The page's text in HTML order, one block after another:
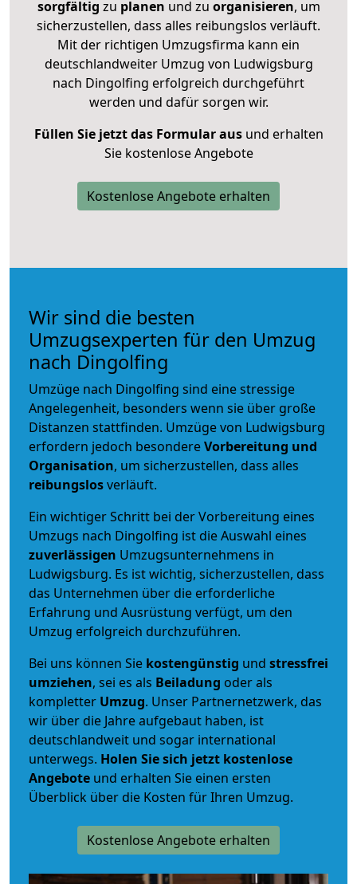
sorgfältig zu planen und zu organisieren, um
sicherzustellen, dass alles reibungslos verläuft.
Mit der richtigen Umzugsfirma kann ein
deutschlandweiter Umzug von Ludwigsburg
nach Dingolfing erfolgreich durchgeführt
werden und dafür sorgen wir.
Füllen Sie jetzt das Formular ausund erhalten
Sie kostenlose Angebote
Kostenlose Angebote erhalten
Wir sind die besten
Umzugsexperten für den Umzug
nach Dingolfing
Umzüge nach Dingolfing sind eine stressige
Angelegenheit, besonders wenn sie über große
Distanzen stattfinden. Umzüge von Ludwigsburg
erfordern jedoch besondereVorbereitung und
Organisation, um sicherzustellen, dass alles
reibungslosverläuft.
Ein wichtiger Schritt bei der Vorbereitung eines
Umzugs nach Dingolfing ist die Auswahl eines
zuverlässigen Umzugsunternehmens in
Ludwigsburg. Es ist wichtig, sicherzustellen, dass
das Unternehmen über die erforderliche
Erfahrung und Ausrüstung verfügt, um den
Umzug erfolgreich durchzuführen.
Bei uns können Sie kostengünstig und stressfrei
umziehen, sei es als Beiladung oder als
kompletter Umzug. Unser Partnernetzwerk, das
wir über die Jahre aufgebaut haben, ist
deutschlandweit und sogar international
unterwegs. Holen Sie sich jetzt kostenlose
Angebote und erhalten Sie einen ersten
Überblick über die Kosten für Ihren Umzug.
Kostenlose Angebote erhalten